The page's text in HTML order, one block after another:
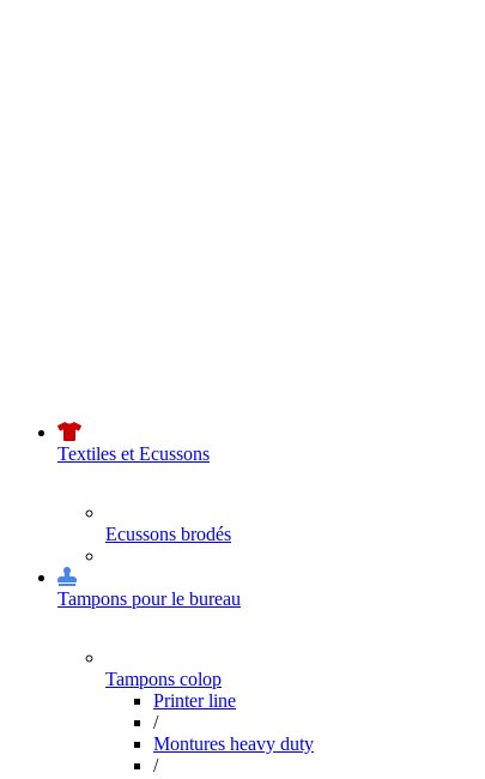
Textiles et Ecussons
Ecussons brodés
Tampons pour le bureau
Tampons colop
Printer line
/
Montures heavy duty
/